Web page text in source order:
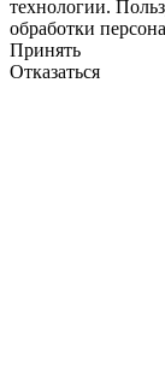
технологии.
обработки
Принять
Отказаться